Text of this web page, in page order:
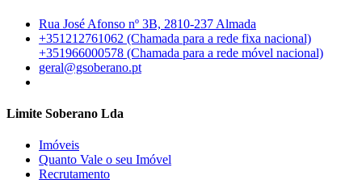
Rua José Afonso nº 3B, 2810-237 Almada
+351212761062 (Chamada para a rede fixa nacional)
+351966000578 (Chamada para a rede móvel nacional)
geral@gsoberano.pt
Limite Soberano Lda
Imóveis
Quanto Vale o seu Imóvel
Recrutamento